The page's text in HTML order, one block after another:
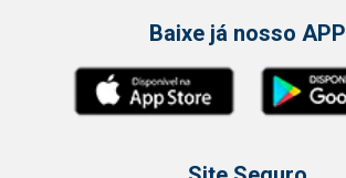
Baixe já nosso APP